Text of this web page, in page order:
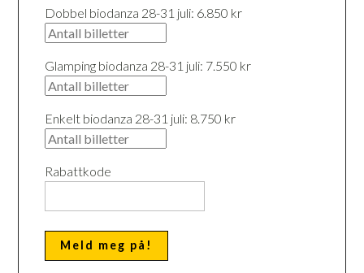
Dobbel biodanza 28-31 juli: 6.850 kr
Glamping biodanza 28-31 juli: 7.550 kr
Enkelt biodanza 28-31 juli: 8.750 kr
Rabattkode